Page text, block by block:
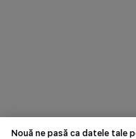
Nouă ne pasă ca datele tale